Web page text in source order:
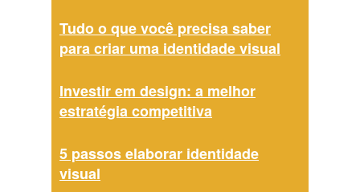
Tudo o que você precisa saber
para criar uma identidade visual
Investir em design: a melhor
estratégia competitiva
5 passos elaborar identidade
visual